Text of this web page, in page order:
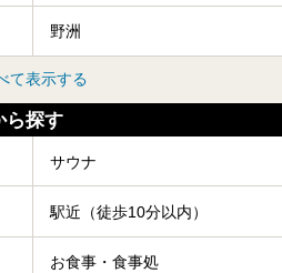
野洲
て表示する
ら探す
サウナ
駅近（徒歩10分以内）
お食事・食事処